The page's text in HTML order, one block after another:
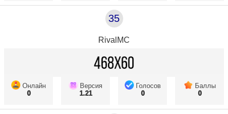
35
RivalMC
Онлайн
0
Версия
1.21
Голосов
0
Баллы
0